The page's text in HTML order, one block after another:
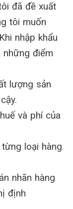
đã đề xuất
tôi muốn
nhập khẩu
những điểm
lượng sản
và phí của
loại hàng
nhãn hàng
định